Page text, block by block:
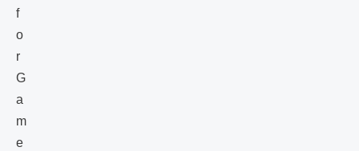
f
o
r
G
a
m
e